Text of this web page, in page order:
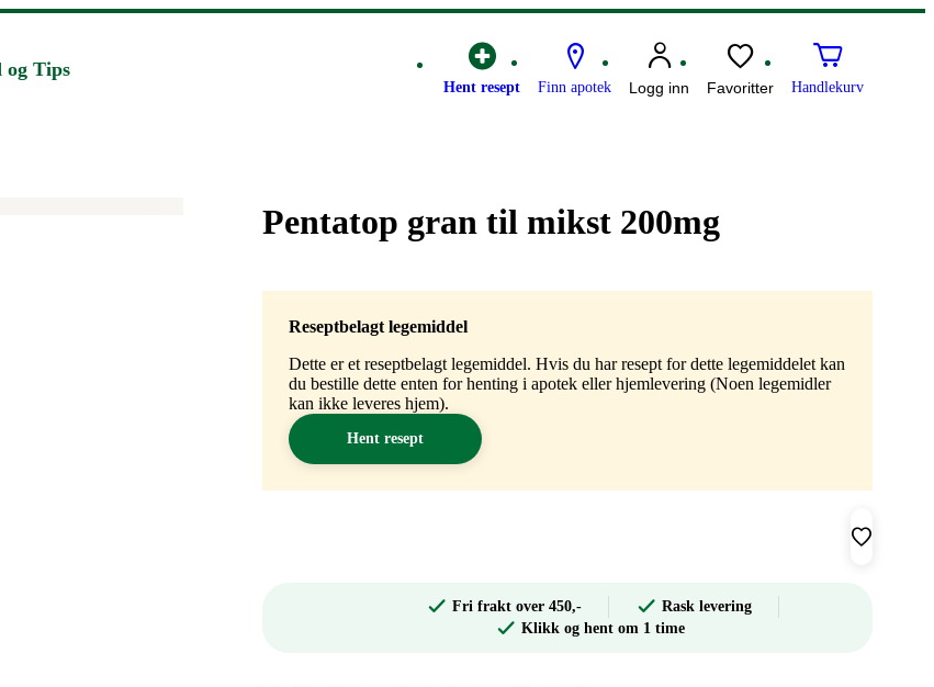
Hent resept Finn apotek Logg inn Favoritter Handlekurv
og Tips
Pentatop gran til mikst 200mg
Reseptbelagt legemiddel
Dette er et reseptbelagt legemiddel. Hvis du har resept for dette legemiddelet kan
du bestille dette enten for henting i apotek eller hjemlevering (Noen legemidler
kan ikke leveres hjem).
Hent resept
Fri frakt over 450,-
Rask levering
Klikk og hent om 1 time